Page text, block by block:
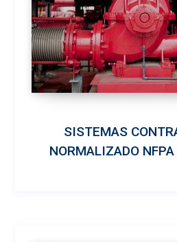
SISTEMAS
NORMALIZADO